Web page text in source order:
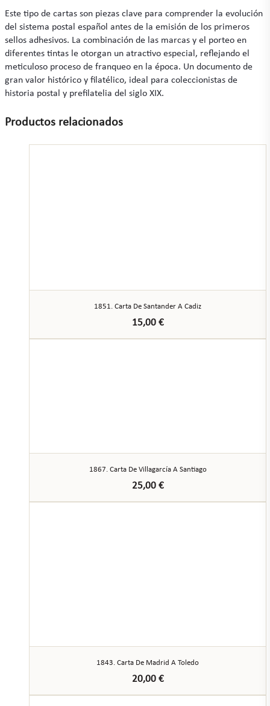
Este tipo de cartas son piezas clave para comprender la evolución
del sistema postal español antes de la emisión de los primeros
sellos adhesivos. La combinación de las marcas y el porteo en
diferentes tintas le otorgan un atractivo especial, reflejando el
meticuloso proceso de franqueo en la época. Un documento de
gran valor histórico y filatélico, ideal para coleccionistas de
historia postal y prefilatelia del siglo XIX.
Productos relacionados
1851. Carta De Santander A Cadiz
15,00 €
1867. Carta De Villagarcía A Santiago
25,00 €
1843. Carta De Madrid A Toledo
20,00 €